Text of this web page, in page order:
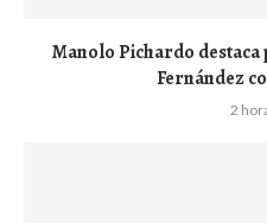
Manolo Pichardo
Fernández
2